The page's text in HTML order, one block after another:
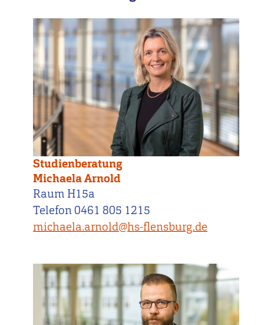
Studienberatung
Michaela Arnold
Raum H15a
Telefon 0461 805 1215
michaela.arnold@hs-flensburg.de